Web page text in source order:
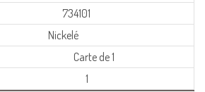
734101
Nickelé
Carte de 1
1